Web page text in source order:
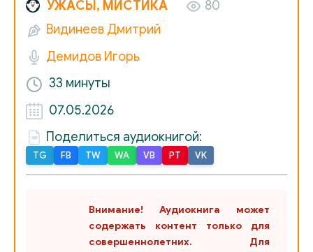
УЖАСЫ, МИСТИКА
80
Видинеев Дмитрий
Демидов Игорь
33 минуты
07.05.2026
Поделиться аудиокнигой:
TG FB TW WA VB PT VK
Внимание! Аудиокнига может
содержать контент только для
совершеннолетних. Для